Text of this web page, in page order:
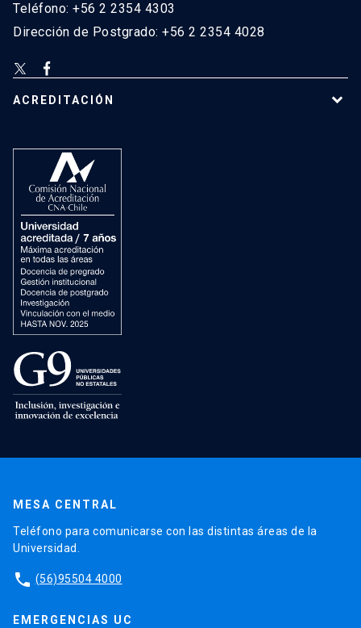
Teléfono: +56 2 2354 4303
Dirección de Postgrado: +56 2 2354 4028
ACREDITACIÓN
MESA CENTRAL
Teléfono para comunicarse con las distintas áreas de la
Universidad.
phone (56)95504 4000
EMERGENCIAS UC